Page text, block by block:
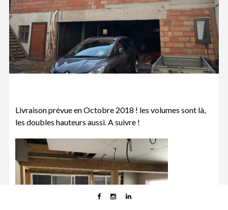
Livraison prévue en Octobre 2018 ! les volumes sont là,
les doubles hauteurs aussi. A suivre !